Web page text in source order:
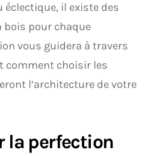
éclectique, il existe des
bois pour chaque
vous guidera à travers
comment choisir les
l’architecture de votre
la perfection